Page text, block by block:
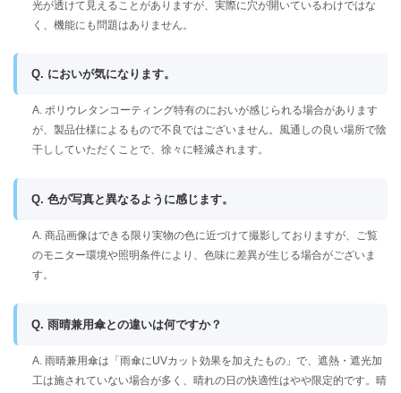
光が透けて見えることがありますが、実際に穴が開いているわけではな
く、機能にも問題はありません。
Q. においが気になります。
A. ポリウレタンコーティング特有のにおいが感じられる場合があります
が、製品仕様によるもので不良ではございません。風通しの良い場所で陰
干ししていただくことで、徐々に軽減されます。
Q. 色が写真と異なるように感じます。
A. 商品画像はできる限り実物の色に近づけて撮影しておりますが、ご覧
のモニター環境や照明条件により、色味に差異が生じる場合がございま
す。
Q. 雨晴兼用傘との違いは何ですか？
A. 雨晴兼用傘は「雨傘にUVカット効果を加えたもの」で、遮熱・遮光加
工は施されていない場合が多く、晴れの日の快適性はやや限定的です。晴